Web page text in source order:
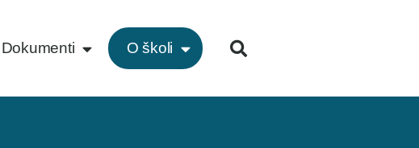
Dokumenti O školi